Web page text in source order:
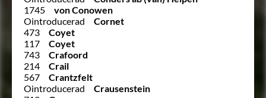
1745
von Conowen
Ointroducerad
Cornet
473
Coyet
117
Coyet
743
Crafoord
214
Crail
567
Crantzfelt
Ointroducerad
Crausenstein